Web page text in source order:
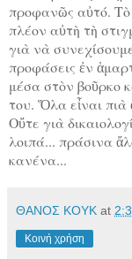
προφανῶς αὐτό. Τὸ
πλέον αὐτὴ τὴ
γιὰ νὰ
προφάσεις ἐν
μέσα στὸν βοῦρκο
του. Ὅλα εἶναι
Οὔτε γιὰ
λοιπά... πράσινα
κανένα...
ΘΑΝΟΣ ΚΟΥΚ at
Κοινή χρήση